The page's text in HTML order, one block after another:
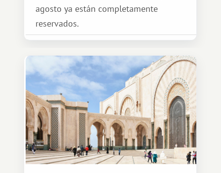
agosto ya están completamente
reservados.